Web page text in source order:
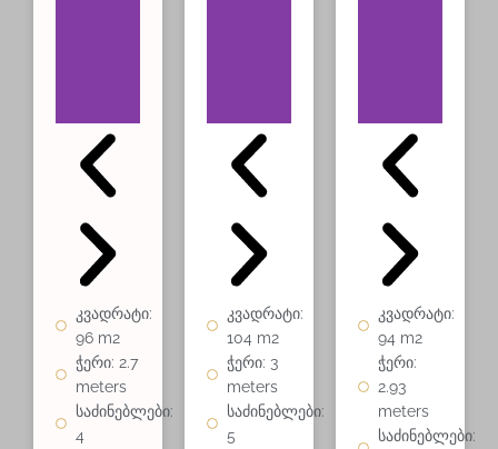
კვადრატი:
96 m2
ჭერი: 2.7
meters
საძინებლები:
4
კვადრატი:
104 m2
ჭერი: 3
meters
საძინებლები:
5
კვადრატი:
94 m2
ჭერი:
2.93
meters
საძინებლები: